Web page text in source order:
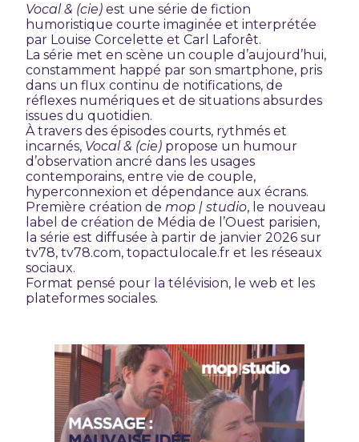
Vocal & (cie) est une série de fiction
humoristique courte imaginée et interprétée
par Louise Corcelette et Carl Laforêt.
La série met en scène un couple d’aujourd’hui,
constamment happé par son smartphone, pris
dans un flux continu de notifications, de
réflexes numériques et de situations absurdes
issues du quotidien.
À travers des épisodes courts, rythmés et
incarnés, Vocal & (cie) propose un humour
d’observation ancré dans les usages
contemporains, entre vie de couple,
hyperconnexion et dépendance aux écrans.
Première création de mop | studio, le nouveau
label de création de Média de l’Ouest parisien,
la série est diffusée à partir de janvier 2026 sur
tv78, tv78.com, topactulocale.fr et les réseaux
sociaux.
Format pensé pour la télévision, le web et les
plateformes sociales.